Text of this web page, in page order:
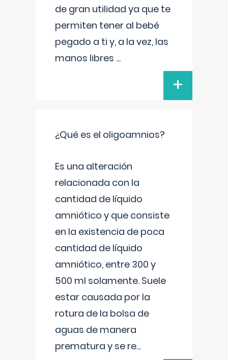
de gran utilidad ya que te
permiten tener al bebé
pegado a ti y, a la vez, las
manos libres ...
+
¿Qué es el oligoamnios?
Es una alteración
relacionada con la
cantidad de líquido
amniótico y que consiste
en la existencia de poca
cantidad de líquido
amniótico, entre 300 y
500 ml solamente. Suele
estar causada por la
rotura de la bolsa de
aguas de manera
prematura y se re...